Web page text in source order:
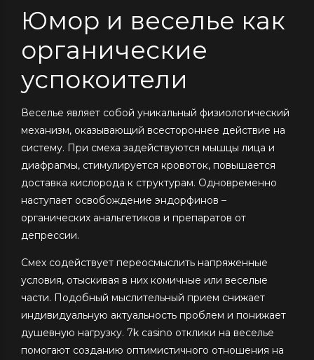
Юмор и веселье как
органические
успокоители
Веселье являет собой уникальный физиологический
механизм, оказывающий всестороннее действие на
систему. При смеха задействуются мышцы лица и
диафрагмы, стимулируется кровоток, повышается
доставка кислорода к структурам. Одновременно
наступает освобождение эндорфинов –
органических анальгетиков и препаратов от
депрессии.
Смех содействует переосмыслить напряженные
условия, отыскивая в них комичные или веселые
части. Подобный мыслительный прием снижает
индивидуальную актуальность проблем и понижает
душевную нагрузку. 7k casino отклики на веселье
помогают созданию оптимистичного отношения на